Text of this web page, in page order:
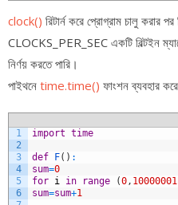
clock() রিটার্ন করে প্রোগ্রাম চালু
CLOCKS_PER_SEC একটি বিল্টইন
নির্ণয় করতে পারি।
পাইথনে time.time() ফাংশন ব্যবহার
1
2
3
4
5
6
import time
def F( ) :
sum=0
for i in range (0, 10000001
sum=sum+1